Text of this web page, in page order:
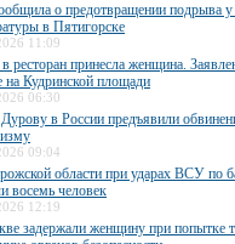
о предотвращении подрыва у
в Пятигорске
11:09
ресторан принесла женщина.
на Кудринской площади
06:30
в России предъявили
09:04
области при ударах ВСУ по
восемь человек
12:19
задержали женщину при попытке